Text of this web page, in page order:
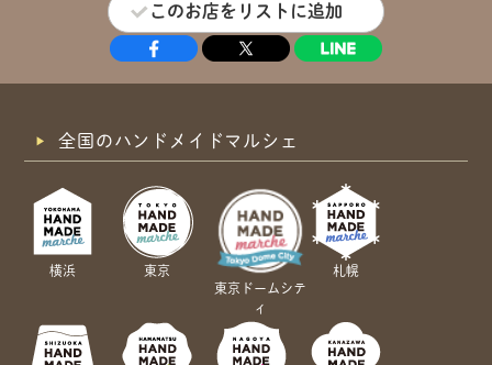
このお店をリストに追加
全国のハンドメイドマルシェ
横浜
東京
東京ドームシテ
ィ
札幌